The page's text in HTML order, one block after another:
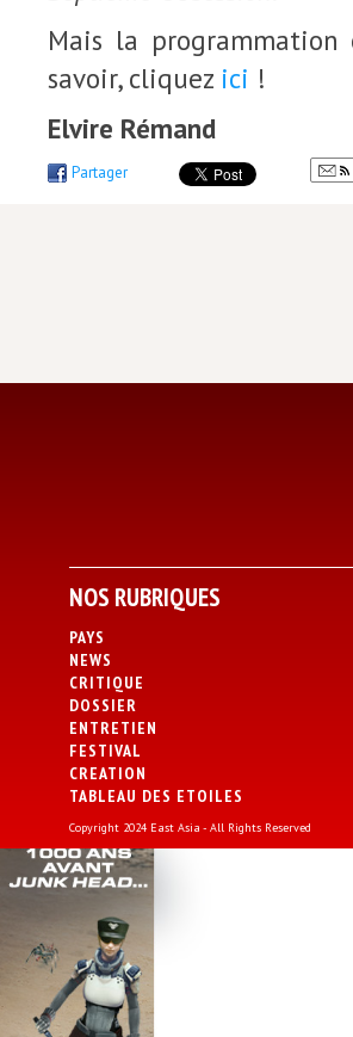
Mais la
savoir, cliquez ici !
Elvire Rémand
Partager
NOS RUBRIQUES
PAYS
NEWS
CRITIQUE
DOSSIER
ENTRETIEN
FESTIVAL
CREATION
TABLEAU DES ETOILES
Copyright 2024 East Asia - All Rights Reserved